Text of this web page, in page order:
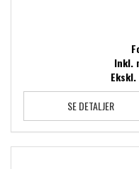
Inkl.
SE DETALJER